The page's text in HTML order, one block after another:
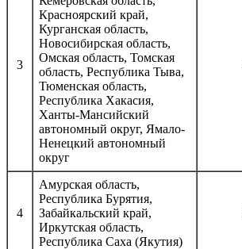
3
Красноярский край,
Курганская область,
Новосибирская область,
Омская область, Томская
область, Республика Тыва,
Тюменская область,
Республика Хакасия,
Ханты-Мансийский
автономный округ, Ямало-
Ненецкий автономный
округ
4
Амурская область,
Республика Бурятия,
Забайкальский край,
Иркутская область,
Республика Саха (Якутия)